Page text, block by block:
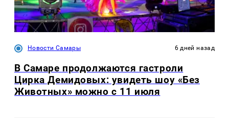
Новости Самары 6 дней назад
В Самаре продолжаются гастроли
Цирка Демидовых: увидеть шоу «Без
Животных» можно с 11 июля